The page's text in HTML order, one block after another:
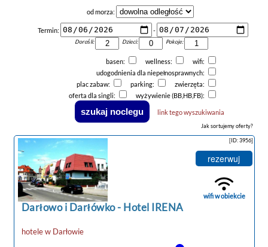
od morza:
Termin: -
Dorośli: Dzieci: Pokoje:
basen: wellness:
wifi:
udogodnienia dla niepełnosprawnych:
plac zabaw:
parking:
zwierzęta:
oferta dla singli:
wyżywienie (BB,HB,FB):
link tego wyszukiwania
Jak sortujemy oferty?
Darłówko
Darłowo i Darłówko - Hotel IRENA
hotelew Darłowie
[ID: 3956]
rezerwuj
wifi w obiekcie